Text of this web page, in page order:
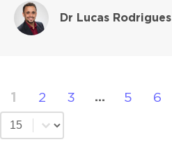
Dr Lucas Rodrigues
1 2 3 ... 5 6
Wybierz liczbę na stronę